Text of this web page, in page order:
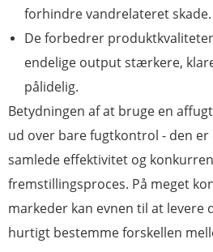
forhindre vandrelateret skade.
De forbedrer
endelige output stærkere,
pålidelig.
Betydningen af ​​at bruge en
ud over bare fugtkontrol - den
samlede effektivitet og
fremstillingsproces. På meget
markeder kan evnen til at
hurtigt bestemme forskellen